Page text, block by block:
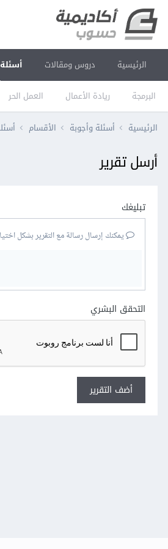
الرئيسية دروس ومقالات
البرمجة ريادة الأعمال العمل الحر
الرئيسية أسئلة وأجوبة الأقسام
أرسل تقرير
تبليغك
يمكنك إرسال رسالة مع التقرير بشكل
التحقق البشري
أضف التقرير